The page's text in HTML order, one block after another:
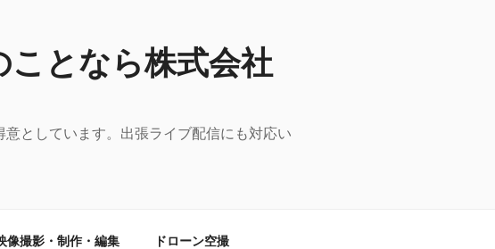
となら株式会社
としています。出張ライブ配信にも対応い
像撮影・制作・編集 ドローン空撮